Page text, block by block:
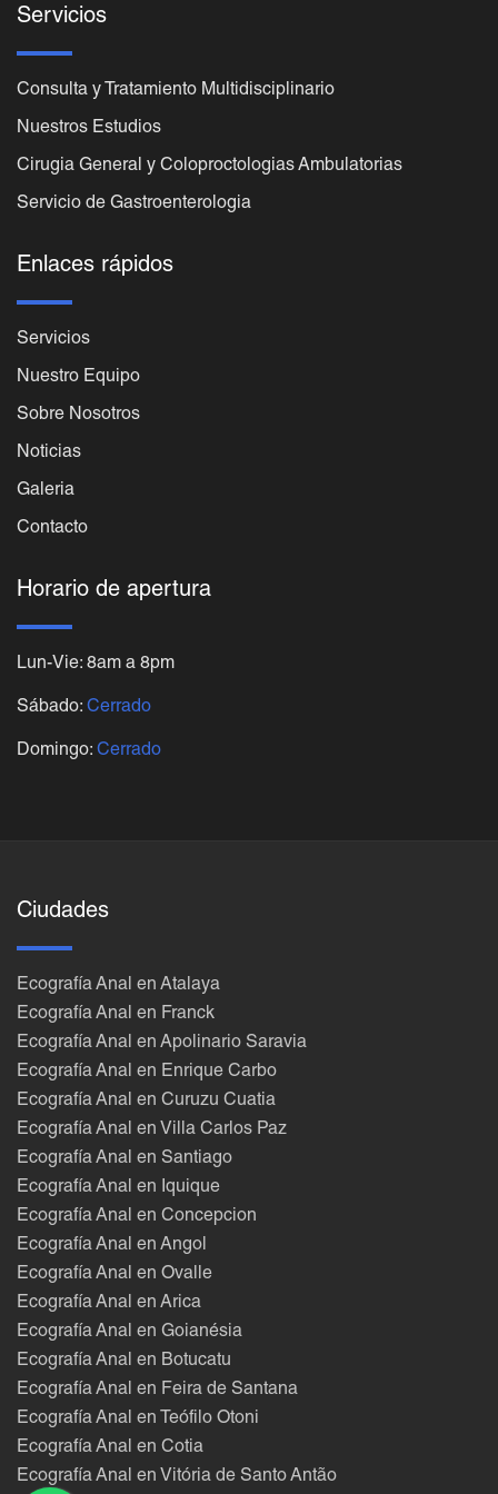
Servicios
Consulta y Tratamiento Multidisciplinario
Nuestros Estudios
Cirugia General y Coloproctologias Ambulatorias
Servicio de Gastroenterologia
Enlaces rápidos
Servicios
Nuestro Equipo
Sobre Nosotros
Noticias
Galeria
Contacto
Horario de apertura
Lun-Vie: 8am a 8pm
Sábado: Cerrado
Domingo: Cerrado
Ciudades
Ecografía Anal en Atalaya
Ecografía Anal en Franck
Ecografía Anal en Apolinario Saravia
Ecografía Anal en Enrique Carbo
Ecografía Anal en Curuzu Cuatia
Ecografía Anal en Villa Carlos Paz
Ecografía Anal en Santiago
Ecografía Anal en Iquique
Ecografía Anal en Concepcion
Ecografía Anal en Angol
Ecografía Anal en Ovalle
Ecografía Anal en Arica
Ecografía Anal en Goianésia
Ecografía Anal en Botucatu
Ecografía Anal en Feira de Santana
Ecografía Anal en Teófilo Otoni
Ecografía Anal en Cotia
Ecografía Anal en Vitória de Santo Antão